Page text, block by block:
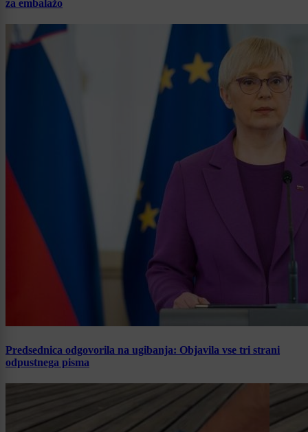
za embalažo
Predsednica odgovorila na ugibanja: Objavila vse tri strani
odpustnega pisma